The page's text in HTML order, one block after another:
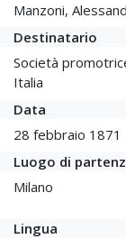
Manzoni,
Destinatario
Società
Italia
Data
28 febbraio 1871
Luogo di
Milano
Lingua